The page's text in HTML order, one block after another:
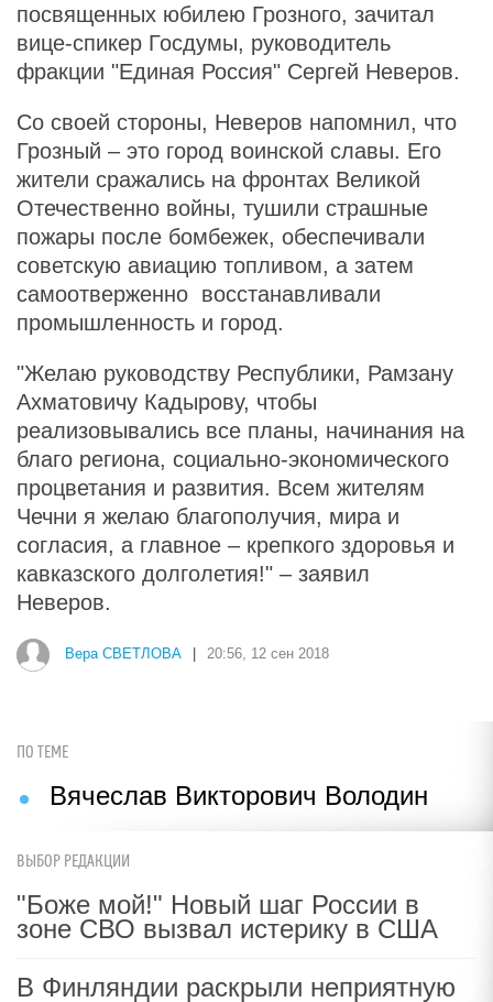
посвященных юбилею Грозного, зачитал
вице-спикер Госдумы, руководитель
фракции "Единая Россия" Сергей Неверов.
Со своей стороны, Неверов напомнил, что
Грозный – это город воинской славы. Его
жители сражались на фронтах Великой
Отечественно войны, тушили страшные
пожары после бомбежек, обеспечивали
советскую авиацию топливом, а затем
самоотверженно восстанавливали
промышленность и город.
"Желаю руководству Республики, Рамзану
Ахматовичу Кадырову, чтобы
реализовывались все планы, начинания на
благо региона, социально-экономического
процветания и развития. Всем жителям
Чечни я желаю благополучия, мира и
согласия, а главное – крепкого здоровья и
кавказского долголетия!" – заявил
Неверов.
Вера СВЕТЛОВА 20:56, 12 сен 2018
ПО ТЕМЕ
Вячеслав Викторович Володин
ВЫБОР РЕДАКЦИИ
"Боже мой!" Новый шаг России в
зоне СВО вызвал истерику в США
В Финляндии раскрыли неприятную